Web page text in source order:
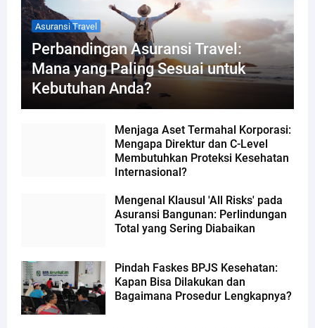
Asuransi Travel
Perbandingan Asuransi Travel:
Mana yang Paling Sesuai untuk
Kebutuhan Anda?
Menjaga Aset Termahal Korporasi:
Mengapa Direktur dan C-Level
Membutuhkan Proteksi Kesehatan
Internasional?
Mengenal Klausul 'All Risks' pada
Asuransi Bangunan: Perlindungan
Total yang Sering Diabaikan
Pindah Faskes BPJS Kesehatan:
Kapan Bisa Dilakukan dan
Bagaimana Prosedur Lengkapnya?